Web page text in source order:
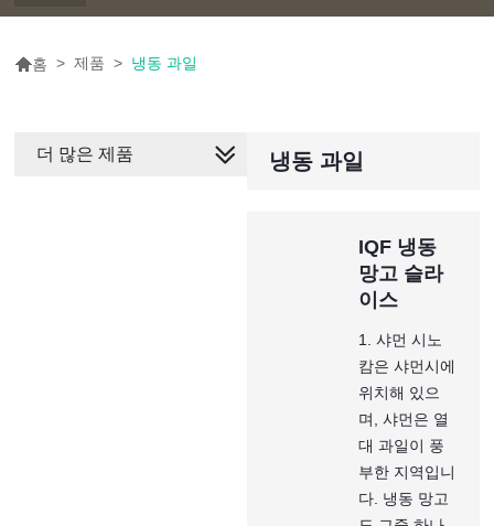
홈 > 제품 > 냉동 과일
냉동 과일
IQF 냉동
망고 슬라
이스
1. 샤먼 시노
캄은 샤먼시에
위치해 있으
며, 샤먼은 열
대 과일이 풍
부한 지역입니
다. 냉동 망고
더 많은 제품